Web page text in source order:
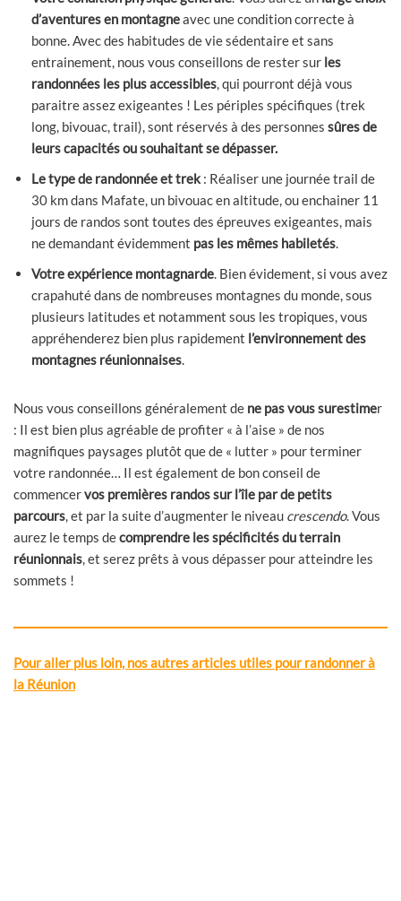
d’aventures en montagneavec une condition correcte à
bonne. Avec des habitudes de vie sédentaire et sans
entrainement, nous vous conseillons de rester sur les
randonnées les plus accessibles, qui pourront déjà vous
paraitre assez exigeantes ! Les périples spécifiques (trek
long, bivouac, trail), sont réservés à des personnes sûres de
leurs capacités ou souhaitant se dépasser.
Le type de randonnée et trek: Réaliser une journée trail de
30 km dans Mafate, un bivouac en altitude, ou enchainer 11
jours de randos sont toutes des épreuves exigeantes, mais
ne demandant évidemment pas les mêmes habiletés.
Votre expérience montagnarde. Bien évidement, si vous avez
crapahuté dans de nombreuses montagnes du monde, sous
plusieurs latitudes et notamment sous les tropiques, vous
appréhenderez bien plus rapidement l’environnement des
montagnes réunionnaises.
Nous vous conseillons généralement de ne pas vous surestimer
: Il est bien plus agréable de profiter « à l’aise » de nos
magnifiques paysages plutôt que de « lutter » pour terminer
votre randonnée… Il est également de bon conseil de
commencervos premières randos sur l’île par de petits
parcours, et par la suite d’augmenter le niveau crescendo. Vous
aurez le temps decomprendre les spécificités du terrain
réunionnais, et serez prêts à vous dépasser pour atteindre les
sommets !
Pour aller plus loin, nos autres articles utiles pour randonner à
la Réunion